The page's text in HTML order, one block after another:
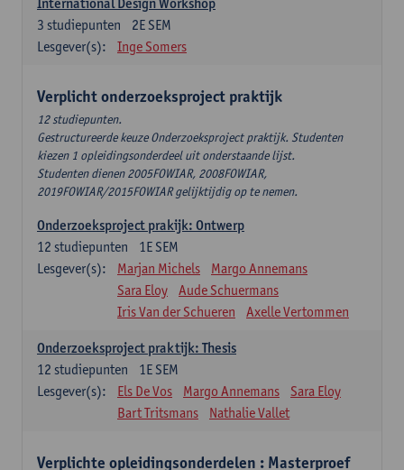
2E SEM
3 studiepunten
Lesgever(s):
Inge Somers
Verplicht onderzoeksproject praktijk
12 studiepunten.
Gestructureerde keuze Onderzoeksproject praktijk. Studenten
kiezen 1 opleidingsonderdeel uit onderstaande lijst.
Studenten dienen 2005FOWIAR, 2008FOWIAR,
2019FOWIAR/2015FOWIAR gelijktijdig op te nemen.
Onderzoeksproject prakijk: Ontwerp
1E SEM
12 studiepunten
Lesgever(s):
Marjan Michels
Margo Annemans
Sara Eloy
Aude Schuermans
Iris Van der Schueren
Axelle Vertommen
Onderzoeksproject praktijk: Thesis
1E SEM
12 studiepunten
Lesgever(s):
Els De Vos Margo Annemans
Sara Eloy
Bart Tritsmans
Nathalie Vallet
Verplichte opleidingsonderdelen : Masterproef